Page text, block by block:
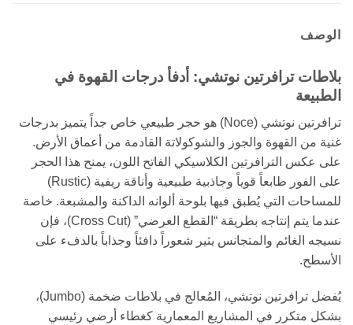
الوصف
بلاطات ترافرتين نوتشي: أدفأ درجات القهوة في
الطبيعة
ترافرتين نوتشي (Noce) هو حجر طبيعي خاص جداً يتميز بدرجات
غنية من القهوة والجوز والشوكولاتة القادمة من أعماق الأرض.
على عكس الترافرتين الكلاسيكي الفاتح اللون، يمنح هذا الحجر
على الفور طابعاً قوياً وجاذبية طبيعية وأناقة ريفية (Rustic)
للمساحات التي يُطبق فيها بلوحة ألوانه الداكنة والمشبعة. خاصة
عندما يتم إنتاجه بطريقة “القطع العرضي” (Cross Cut)، فإن
نسيجه الغائم والمتجانس يثير شعوراً دافئاً وجذاباً بالدفء على
الأسطح.
يُفضل ترافرتين نوتشي، المُعالج في بلاطات ضخمة (Jumbo)،
بشكل متكرر في المشاريع المعمارية كغطاء أرضي رئيسي